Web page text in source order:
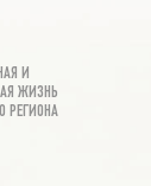
И
ЖИЗНЬ
РЕГИОНА